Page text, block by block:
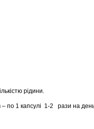
рідини.
– по 1 капсулі 1-2 рази на